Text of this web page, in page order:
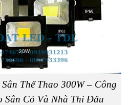
Thể Thao 300W – Công
Sân Cỏ Và Nhà Thi Đấu